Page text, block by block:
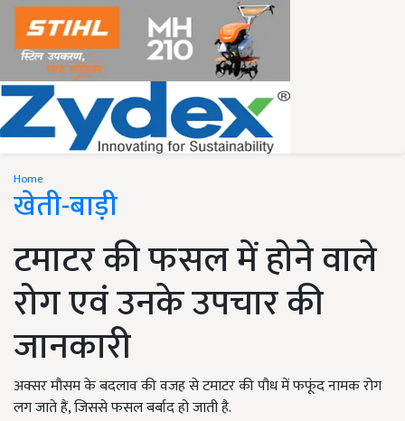
Home
खेती-बाड़ी
टमाटर की फसल में होने वाले
रोग एवं उनके उपचार की
जानकारी
अक्सर मौसम के बदलाव की वजह से टमाटर की पौध में फफूंद नामक रोग
लग जाते हैं, जिससे फसल बर्बाद हो जाती है.